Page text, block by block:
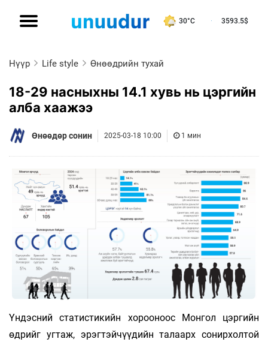
30°C 3593.5$
Нүүр Life style Өнөөдрийн тухай
18-29 насныхны 14.1 хувь нь цэргийн
алба хаажээ
Өнөөдөр сонин 2025-03-18 10:00 1 мин
Үндэсний статистикийн хорооноос Монгол цэргийн
өдрийг угтаж, эрэгтэйчүүдийн талаарх сонирхолтой